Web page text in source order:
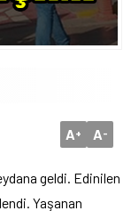
A+ A-
geldi. Edinilen
Yaşanan